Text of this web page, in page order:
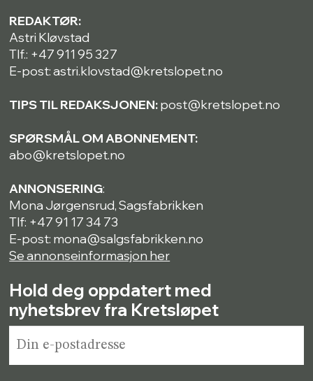
REDAKTØR:
Astri Kløvstad
Tlf.: +47 911 95 327
E-post: astri.klovstad@kretslopet.no
TIPS TIL REDAKSJONEN:post@kretslopet.no
SPØRSMÅL OM ABONNEMENT:
abo@kretslopet.no
ANNONSERING:
Mona Jørgensrud, Sagsfabrikken
Tlf: +47 91 17 34 73
E-post: mona@salgsfabrikken.no
Se annonseinformasjon her
Hold deg oppdatert med
nyhetsbrev fra Kretsløpet